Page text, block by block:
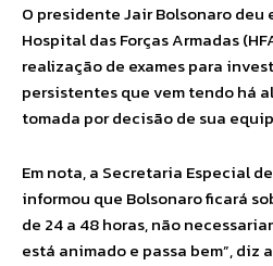
O presidente Jair Bolsonaro deu
Hospital das Forças Armadas
realização de exames para
persistentes que vem tendo há
tomada por decisão de sua
Em nota, a Secretaria Especial
informou que Bolsonaro ficará
de 24 a 48 horas, não
está animado e passa bem”, diz